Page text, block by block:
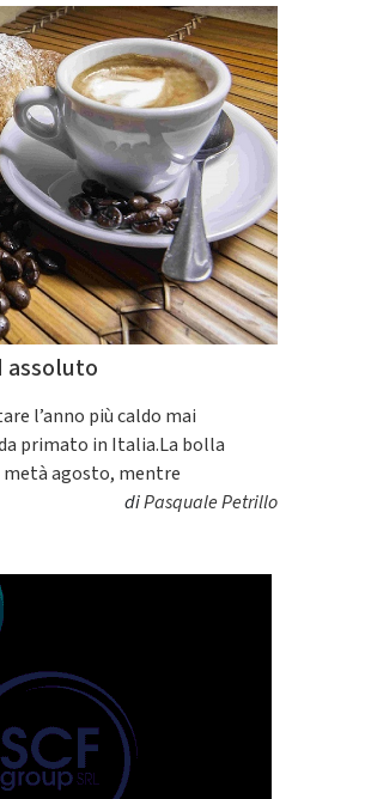
assoluto
l’anno più caldo mai
primato in Italia.La bolla
metà agosto, mentre
diPasquale Petrillo